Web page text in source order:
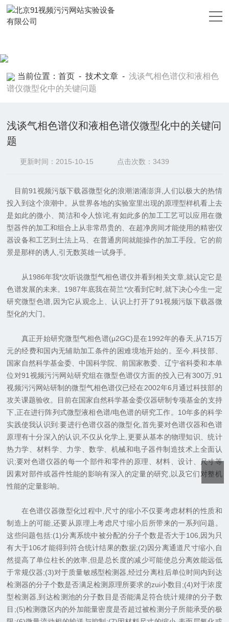
91视频污污网站,91视频污版下载,91视频黄色靠逼APP,91视频污污
污污
当前位置：首页 -技术文章 -浅谈气相色谱仪和液相色
谱仪微型化中的关键问题
浅谈气相色谱仪和液相色谱仪微型化中的关键问
题
更新时间：2015-10-15 点击次数：3439
目前91视频污版下载器微型化的浪潮汹涌澎湃,人们以极大的热情
投入到这个浪潮中。从世界各地的实验室里出现的原理型样机看上去
是如此的微小、简洁和令人惊诧,有如此多的加工工艺可以应用在微
型器件的加工和组合上从非常昂贵的、在超净房间才能使用的精密仪
器设备和工艺到土法上马、在普通房间就能操作的加工手段。它的前
景是那样的诱人,引无数英雄一试身手。
从1986年我*次听说微型气相色谱仪并看到相关文章,就认定它是
色谱发展的未来。1987年底我在荷兰*次看到它时,就下决心今生一定
研究微型色谱,因为它从观念上、认识上打开了91视频污版下载器微
型化的大门。
真正开始研究微型气相色谱(μ2GC)是在1992年的春天,从715万
元的经费和国内无辅助加工条件的困难境地开始的。至今,科技部、
国家自然科学基金委、中国科学院、前国家教委、辽宁省科委和本单
位对91视频污污网站研究组在微型色谱仪方面的投入已有300万,91
视频污污网站研制的微型气相色谱仪已经在2002年6月通过科技部的
攻关课题验收。目前在国家自然科学基金委仪器研制专项基金的支持
下,正在进行阵列式微型液相色谱/电色谱的研究工作。10年多的科学
实践使我认识到:要进行色谱仪器的微型化,首先要对色谱仪器和色谱
原理有十分深入的认识,不仅从化学上,更要从基本的物理知识、统计
热力学、材料学、力学、数学、机械和电子器件制造技术上全面认
识;要对色谱仪器的每一个部件和零件的原理、材料、设计、尺寸等
因素对部件或器件性能的影响有深入的定量的研究,以及它们对整机
性能的定量影响。
在色谱仪器微型化过程中,尺寸的缩小不仅要考虑材料的性质和
制造上的可能,还要从原理上考虑尺寸缩小后所带来的一系列问题。
这些问题包括:(1)分离系统中被分配的分子个数是否大于106,因为只
有大于106才能得到符合统计结果的数据;(2)因分离通道尺寸缩小,自
然提高了单位柱长的效率,但是总长度的减少可能使总分离效能远低
于常规仪器;(3)对于质量敏感型检测器,经过分离柱后单位时间内到达
检测器的分子个数是否满足检测原理所要求的zui小数目;(4)对于浓度
型检测器,到达检测池的分子数目是否能满足符合统计规律的分子数
目;(5)检测微区内的外加能量密度是否超过被检测分子所能承受的极